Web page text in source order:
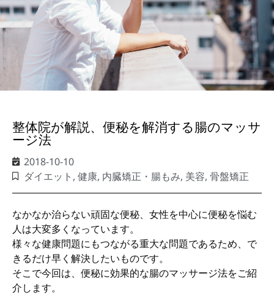
整体院が解説、便秘を解消する腸のマッサ
ージ法
2018-10-10
ダイエット , 健康, 内臓矯正・腸もみ, 美容, 骨盤矯正
なかなか治らない頑固な便秘、女性を中心に便秘を悩む
人は大変多くなっています。
様々な健康問題にもつながる重大な問題であるため、で
きるだけ早く解決したいものです。
そこで今回は、便秘に効果的な腸のマッサージ法をご紹
介します。